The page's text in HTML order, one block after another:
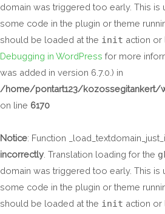
domain was triggered too early. This is
some code in the plugin or theme
should be loaded at the init action or
Debugging in WordPress for more
was added in version 6.7.0.) in
/home/pontart123/kozossegitankert/
on line 6170
Notice: Function
incorrectly . Translation loading for the
domain was triggered too early. This is
some code in the plugin or theme
should be loaded at the init action or